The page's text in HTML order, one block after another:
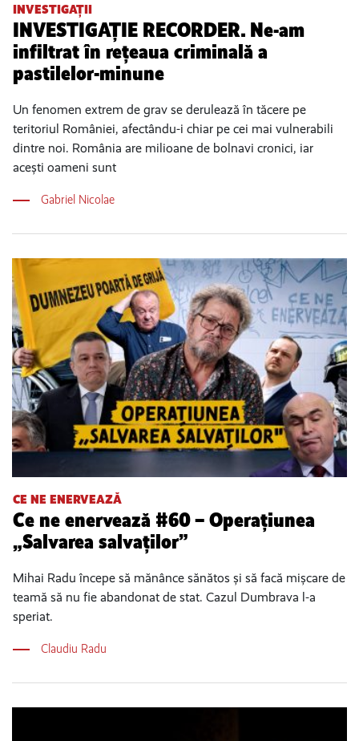
INVESTIGAȚII
INVESTIGAȚIE RECORDER. Ne-am
infiltrat în rețeaua criminală a
pastilelor-minune
Un fenomen extrem de grav se derulează în tăcere pe
teritoriul României, afectându-i chiar pe cei mai vulnerabili
dintre noi. România are milioane de bolnavi cronici, iar
acești oameni sunt
Gabriel Nicolae
CE NE ENERVEAZĂ
Ce ne enervează #60 – Operațiunea
„Salvarea salvaților”
Mihai Radu începe să mănânce sănătos și să facă mișcare de
teamă să nu fie abandonat de stat. Cazul Dumbrava l-a
speriat.
Claudiu Radu